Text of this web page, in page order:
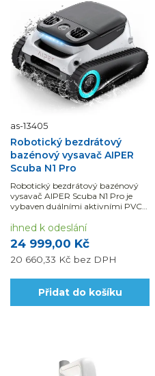
as-13405
Robotický bezdrátový
bazénový vysavač AIPER
Scuba N1 Pro
Robotický bezdrátový bazénový
vysavač AIPER Scuba N1 Pro je
vybaven duálními aktivními PVC
což zajišťuje bezkonkurenční sílu
při čištění a sání.
24 999,00 Kč
20 660,33 Kč bez DPH
ihned k odeslání
Přidat do košíku